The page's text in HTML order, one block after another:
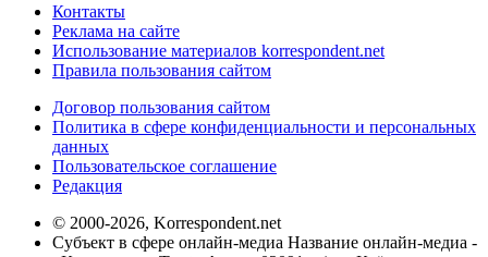
Контакты
Реклама на сайте
Использование материалов korrespondent.net
Правила пользования сайтом
Договор пользования сайтом
Политика в сфере конфиденциальности и персональных
данных
Пользовательское соглашение
Редакция
© 2000-2026, Korrespondent.net
Субъект в сфере онлайн-медиа Название онлайн-медиа -